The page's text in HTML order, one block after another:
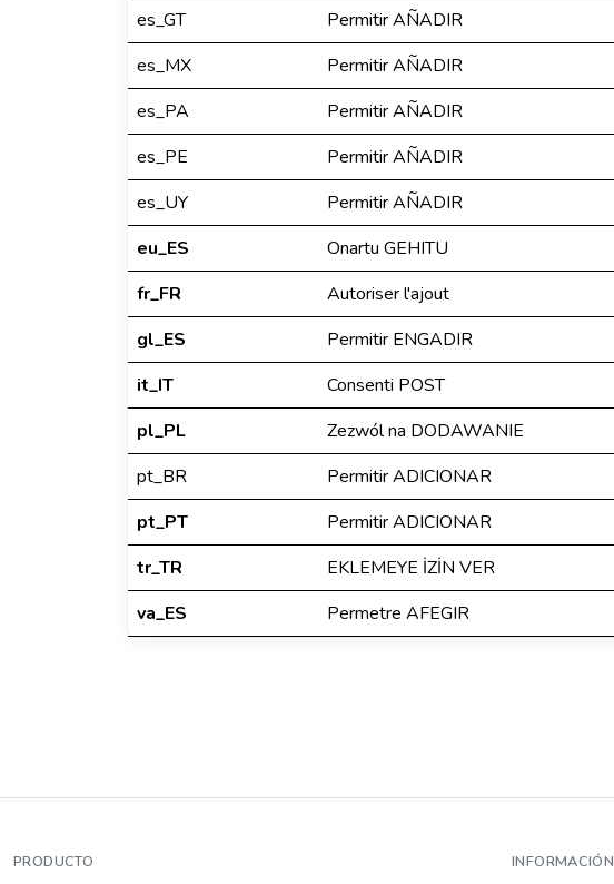
es_GT
Permitir AÑADIR
es_MX
Permitir AÑADIR
es_PA
Permitir AÑADIR
es_PE
Permitir AÑADIR
es_UY
Permitir AÑADIR
eu_ES
Onartu GEHITU
fr_FR
Autoriser l'ajout
gl_ES
Permitir ENGADIR
it_IT
Consenti POST
pl_PL
Zezwól na DODAWANIE
pt_BR
Permitir ADICIONAR
pt_PT
Permitir ADICIONAR
tr_TR
EKLEMEYE İZİN VER
va_ES
Permetre AFEGIR
PRODUCTO INFORMACIÓN